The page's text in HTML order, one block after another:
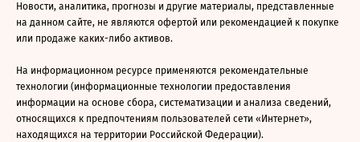
Новости, аналитика, прогнозы и другие материалы, представленные
на данном сайте, не являются офертой или рекомендацией к покупке
или продаже каких-либо активов.
На информационном ресурсе применяются рекомендательные
технологии (информационные технологии предоставления
информации на основе сбора, систематизации и анализа сведений,
относящихся к предпочтениям пользователей сети «Интернет»,
находящихся на территории Российской Федерации).